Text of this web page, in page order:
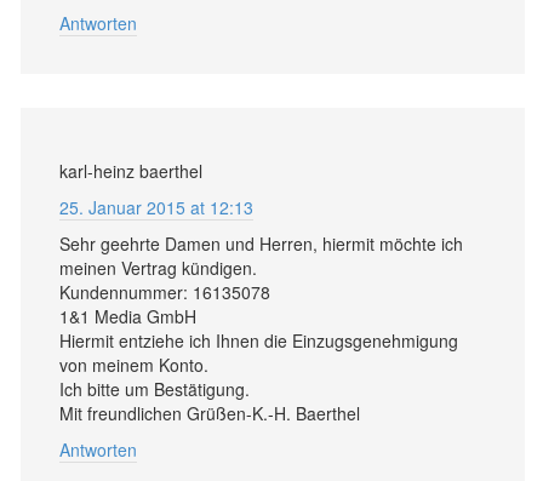
Antworten
karl-heinz baerthel
25. Januar 2015 at 12:13
Sehr geehrte Damen und Herren, hiermit möchte ich
meinen Vertrag kündigen.
Kundennummer: 16135078
1&1 Media GmbH
Hiermit entziehe ich Ihnen die Einzugsgenehmigung
von meinem Konto.
Ich bitte um Bestätigung.
Mit freundlichen Grüßen-K.-H. Baerthel
Antworten